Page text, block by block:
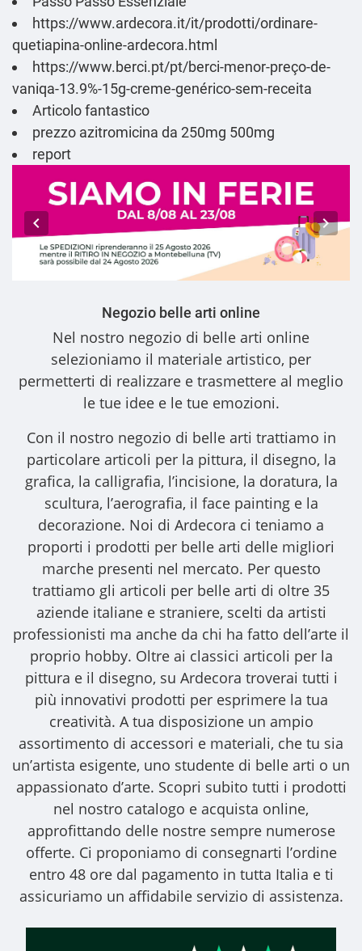
https://www.ardecora.it/it/prodotti/ordinare-
quetiapina-online-ardecora.html
https://www.berci.pt/pt/berci-menor-preço-de-
vaniqa-13.9%-15g-creme-genérico-sem-receita
Articolo fantastico
prezzo azitromicina da 250mg 500mg
report
Negozio belle arti online
Nel nostro negozio di belle arti online
selezioniamo il materiale artistico, per
permetterti di realizzare e trasmettere al meglio
le tue idee e le tue emozioni.
Con il nostro negozio di belle arti trattiamo in
particolare articoli per la pittura, il disegno, la
grafica, la calligrafia, l’incisione, la doratura, la
scultura, l’aerografia, il face painting e la
decorazione. Noi di Ardecora ci teniamo a
proporti i prodotti per belle arti delle migliori
marche presenti nel mercato. Per questo
trattiamo gli articoli per belle arti di oltre 35
aziende italiane e straniere, scelti da artisti
professionisti ma anche da chi ha fatto dell’arte il
proprio hobby. Oltre ai classici articoli per la
pittura e il disegno, su Ardecora troverai tutti i
più innovativi prodotti per esprimere la tua
creatività. A tua disposizione un ampio
assortimento di accessori e materiali, che tu sia
un’artista esigente, uno studente di belle arti o un
appassionato d’arte. Scopri subito tutti i prodotti
nel nostro catalogo e acquista online,
approfittando delle nostre sempre numerose
offerte. Ci proponiamo di consegnarti l’ordine
entro 48 ore dal pagamento in tutta Italia e ti
assicuriamo un affidabile servizio di assistenza.